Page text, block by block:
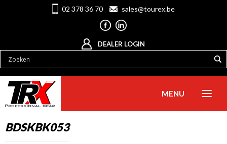
02 378 36 70 sales@tourex.be
DEALER LOGIN
MENU
BDSKBK053